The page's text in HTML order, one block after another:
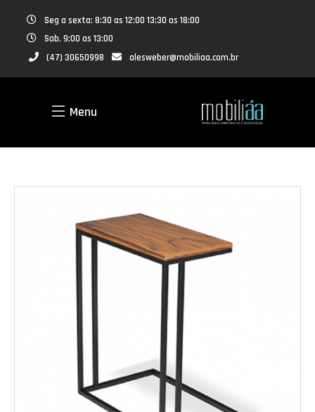
Seg a sexta: 8:30 as 12:00 13:30 as 18:00
Sab. 9:00 as 13:00
(47) 30650998
alesweber@mobiliaa.com.br
Menu